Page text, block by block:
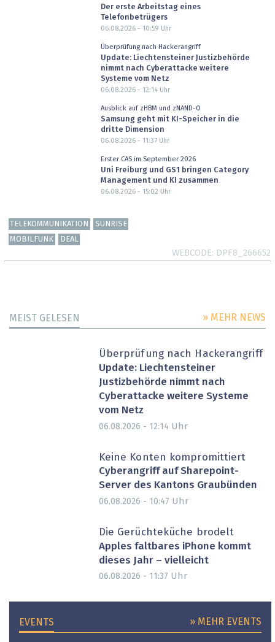
Der erste Arbeitstag eines
Telefonbetrügers
06.08.2026 - 10:59 Uhr
Überprüfung nach Hackerangriff
Update: Liechtensteiner Justizbehörde
nimmt nach Cyberattacke weitere
Systeme vom Netz
06.08.2026 - 12:14Uhr
Ausblick auf zHBM und zNAND-O
Samsung geht mit KI-Speicher in die
dritte Dimension
06.08.2026 - 11:37Uhr
Erster CAS im September 2026
Uni Freiburg und GS1 bringen Category
Management und KI zusammen
06.08.2026 - 15:02 Uhr
TELEKOMMUNIKATION
SUNRISE
MOBILFUNK
DEAL
WEBCODE DPF8_266652
MEIST GELESEN » MEHR NEWS
Überprüfung nach Hackerangriff
Update: Liechtensteiner
Justizbehörde nimmt nach
Cyberattacke weitere Systeme
vom Netz
06.08.2026 - 12:14 Uhr
Keine Konten kompromittiert
Cyberangriff auf Sharepoint-
Server des Kantons Graubünden
06.08.2026 - 10:47 Uhr
Die Gerüchteküche brodelt
Apples faltbares iPhone kommt
dieses Jahr – vielleicht
06.08.2026 - 11:37 Uhr
EVENTS » MEHR EVENTS